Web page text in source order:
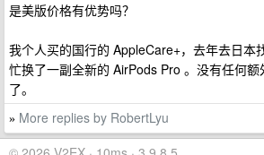
是美版价格有优势吗？
我个人买的国行的 AppleCare+，去年去日本
忙换了一副全新的 AirPods Pro 。没有任何
了。
» More replies by RobertLyu